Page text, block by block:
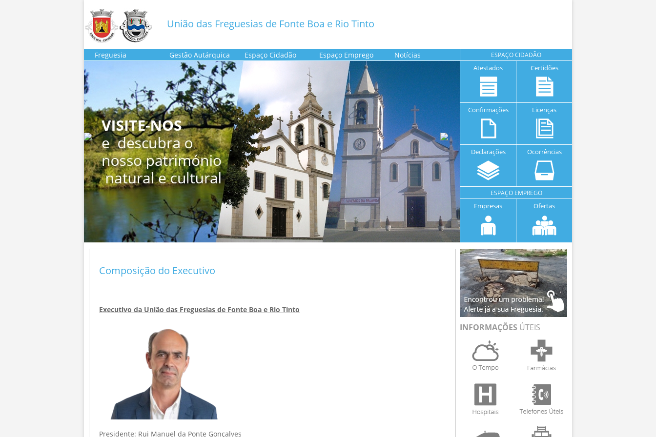
União das Freguesias de Fonte Boa e Rio Tinto
Freguesia Gestão Autárquica Espaço Cidadão Espaço Emprego Notícias ESPAÇO CIDADÃO
Atestados Certidões
Confirmações Licenças
Declarações Ocorrências
ESPAÇO EMPREGO
Empresas Ofertas
Composição do Executivo
Executivo da União das Freguesias de Fonte Boa e Rio Tinto
Presidente: Rui Manuel da Ponte Gonçalves
INFORMAÇÕES ÚTEIS